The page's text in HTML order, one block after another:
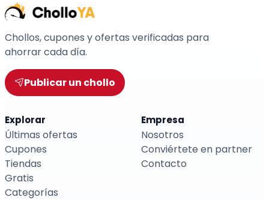
Chollos, cupones y ofertas verificadas para
ahorrar cada día.
Publicar un chollo
Explorar
Últimas ofertas
Cupones
Tiendas
Gratis
Categorías
Empresa
Nosotros
Conviértete en partner
Contacto